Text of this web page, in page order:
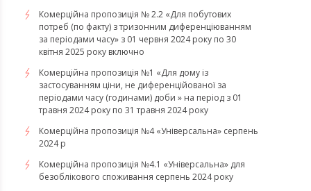
Комерційна пропозиція № 2.2 «Для побутових
потреб (по факту) з тризонним диференціюванням
за періодами часу» з 01 червня 2024 року по 30
квітня 2025 року включно
Комерційна пропозиція №1 «Для дому із
застосуванням ціни, не диференційованої за
періодами часу (годинами) доби » на період з 01
травня 2024 року по 31 травня 2024 року
Комерційна пропозиція №4 «Універсальна» серпень
2024 р
Комерційна пропозиція №4.1 «Універсальна» для
безоблікового споживання серпень 2024 року